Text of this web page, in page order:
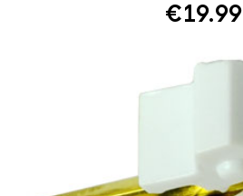
€19.99